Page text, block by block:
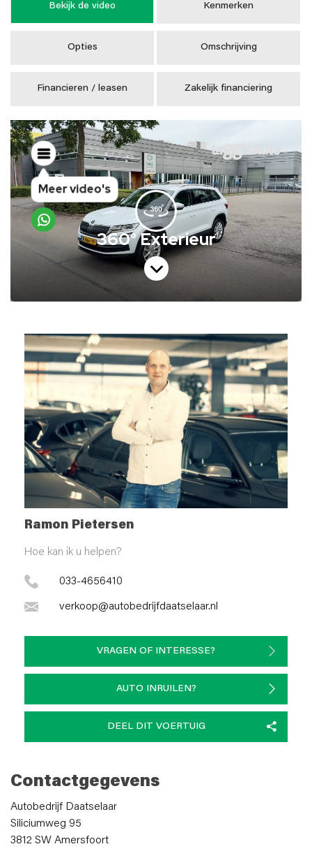
Bekijk de video Kenmerken
Opties Omschrijving
Financieren / leasen Zakelijk financiering
Ramon Pietersen
Hoe kan ik u helpen?
033-4656410
verkoop@autobedrijfdaatselaar.nl
VRAGEN OF INTERESSE?
AUTO INRUILEN?
DEEL DIT VOERTUIG
Contactgegevens
Autobedrijf Daatselaar
Siliciumweg 95
3812 SW Amersfoort